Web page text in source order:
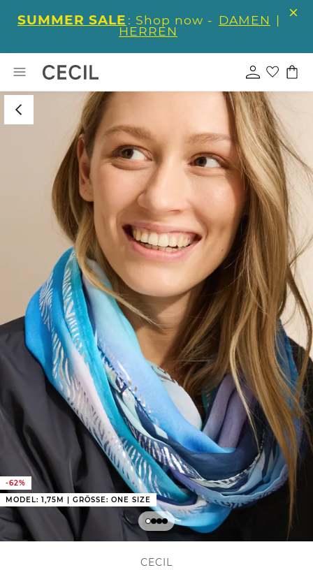
SUMMER SALE : Shop now - DAMEN |
HERREN
-62%
MODEL: 1,75M | GRÖSSE: ONE SIZE
CECIL